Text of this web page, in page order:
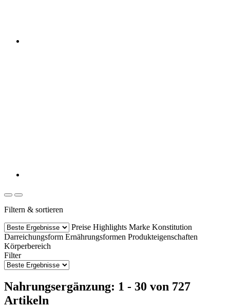
Filtern & sortieren
Preise Highlights Marke Konstitution
Darreichungsform Ernährungsformen Produkteigenschaften
Körperbereich
Filter
Nahrungsergänzung: 1 - 30 von 727
Artikeln